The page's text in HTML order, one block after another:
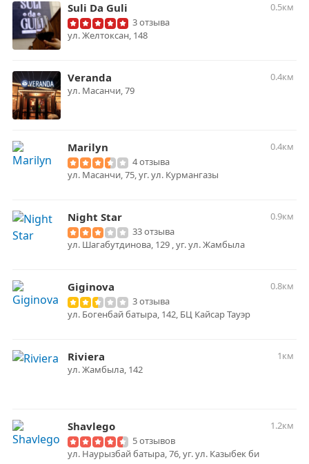
Suli Da Guli
0.5км
3 отзыва
ул. Желтоксан, 148
Veranda
0.4км
ул. Масанчи, 79
Marilyn
0.4км
4 отзыва
​ул. Масанчи, 75, уг. ул. Курмангазы
Night Star
0.9км
33 отзыва
ул. Шагабутдинова, 129 , уг. ул. Жамбыла
Giginova
0.8км
3 отзыва
ул. Богенбай батыра, 142, БЦ Кайсар Тауэр
Riviera
1км
​ул. Жамбыла, 142
Shavlego
1.2км
5 отзывов
ул. Наурызбай батыра, 76, уг. ул. Казыбек би